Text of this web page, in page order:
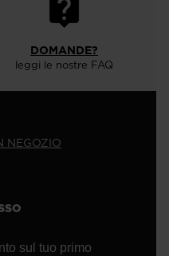
DOMANDE?
leggi le nostre FAQ
NEGOZIO
sul tuo primo